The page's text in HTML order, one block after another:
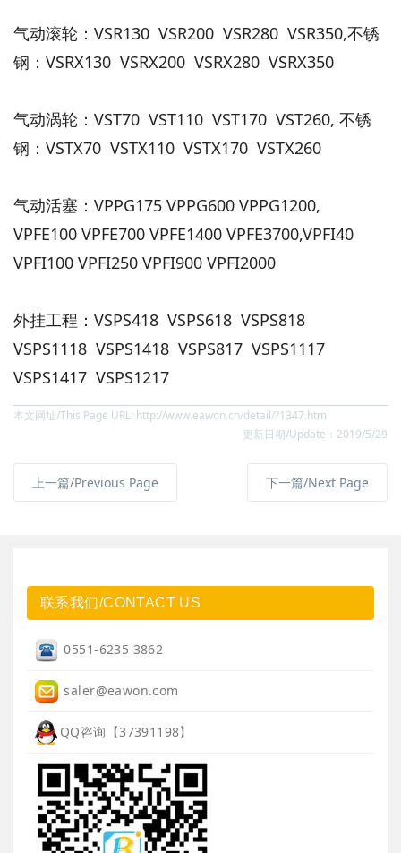
气动滚轮：VSR130 VSR200 VSR280 VSR350,不锈
钢：VSRX130 VSRX200 VSRX280 VSRX350
气动涡轮：VST70 VST110 VST170 VST260, 不锈
钢：VSTX70 VSTX110 VSTX170 VSTX260
气动活塞：VPPG175 VPPG600 VPPG1200,
VPFE100 VPFE700 VPFE1400 VPFE3700,VPFI40
VPFI100 VPFI250 VPFI900 VPFI2000
外挂工程：VSPS418 VSPS618 VSPS818
VSPS1118 VSPS1418 VSPS817 VSPS1117
VSPS1417 VSPS1217
本文网址/This Page URL: http://www.eawon.cn/detail/?1347.html
更新日期/Update：2019/5/29
上一篇/Previous Page 下一篇/Next Page
联系我们/CONTACT US
0551-6235 3862
saler@eawon.com
QQ咨询【37391198】